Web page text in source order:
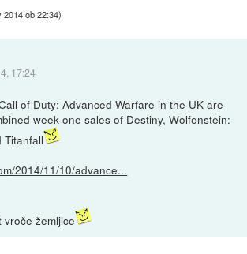
2014 ob 22:34)
17:24
of Duty: Advanced Warfare in the UK are
week one sales of Destiny, Wolfenstein:
Titanfall
2014/11/10/advance...
žemljice